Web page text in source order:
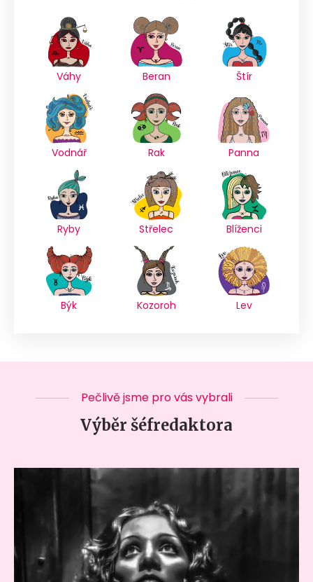
Váhy Beran Štír
Vodnář Rak Panna
Ryby Střelec Blíženci
Býk Kozoroh Lev
Pečlivě jsme pro vás vybrali
Výběr šéfredaktora